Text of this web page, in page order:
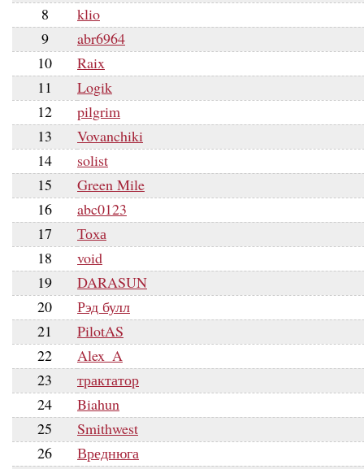
8
klio
9
abr6964
10
Raix
11
Logik
12
pilgrim
13
Vovanchiki
14
solist
15
Green Mile
16
abc0123
17
Тоха
18
void
19
DARASUN
20
Рэд булл
21
PilotAS
22
Alex_A
23
трактатор
24
Biahun
25
Smithwest
26
Вреднюга